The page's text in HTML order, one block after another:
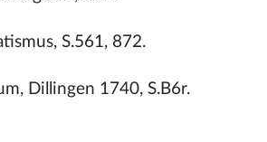
S.561, 872.
Dillingen 1740, S.B6r.